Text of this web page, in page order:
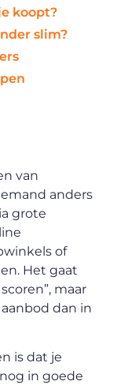
koopt?
slim?
van
anders
grote
of
Het gaat
maar
dan in
is dat je
in goede